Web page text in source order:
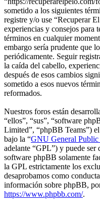
sometido a los siguientes
registre y/o use “Recuperar
experiencias y consejos para
términos en cualquier
embargo sería prudente que
periódicamente. Seguir
la caída del cabello,
después de esos cambios
sometido a esos nuevos
reformados.
Nuestros foros están
“ellos”, “sus”, “software
Limited”, “phpBB Teams”)
bajo la “GNU General
adelante “GPL”) y puede ser
software phpBB solamente
la GPL estrictamente los
desaprobamos como
información sobre phpBB,
https://www.phpbb.com/.